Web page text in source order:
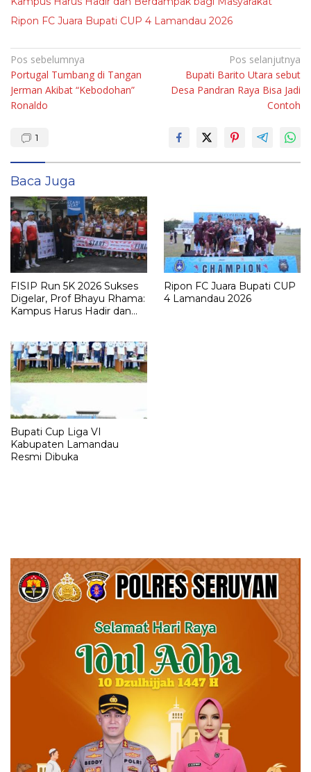
Ripon FC Juara Bupati CUP 4 Lamandau 2026
Navigasi
pos
Pos sebelumnya
Portugal Tumbang di Tangan
Jerman Akibat “Kebodohan”
Ronaldo
Pos selanjutnya
Bupati Barito Utara sebut
Desa Pandran Raya Bisa Jadi
Contoh
1
Baca Juga
FISIP Run 5K 2026 Sukses
Digelar, Prof Bhayu Rhama:
Kampus Harus Hadir dan
Ripon FC Juara Bupati CUP
4 Lamandau 2026
Bupati Cup Liga VI
Kabupaten Lamandau
Resmi Dibuka